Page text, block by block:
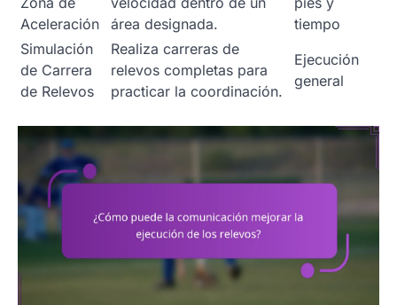
Aceleración
área designada.
tiempo
Simulación
de Carrera
de Relevos
Realiza carreras de
relevos completas para
practicar la coordinación.
Ejecución
general